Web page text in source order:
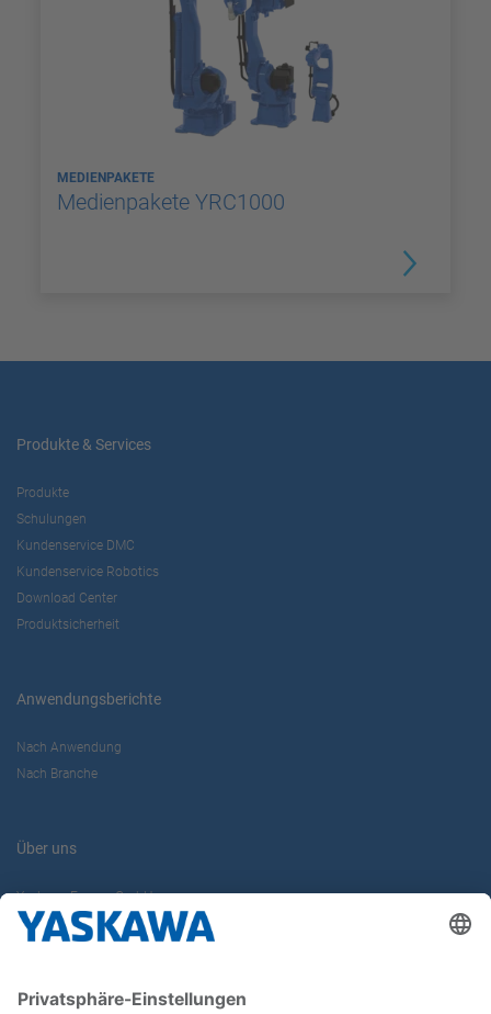
MEDIENPAKETE
Medienpakete YRC1000
Produkte & Services
Produkte
Schulungen
Kundenservice DMC
Kundenservice Robotics
Download Center
Produktsicherheit
Anwendungsberichte
Nach Anwendung
Nach Branche
Über uns
Yaskawa Europe GmbH
Karriere
Newsletter